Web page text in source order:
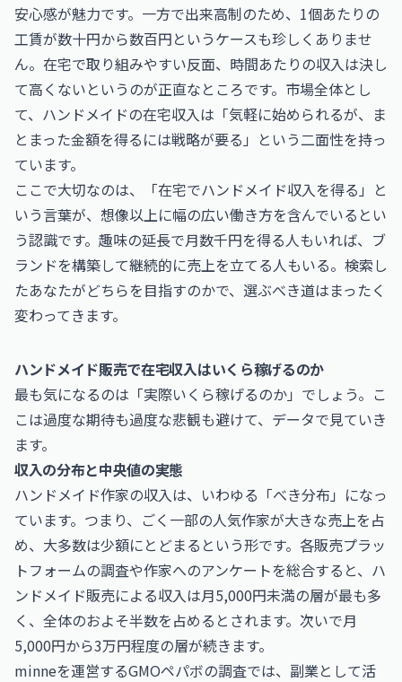
安心感が魅力です。一方で出来高制のため、1個あたりの
工賃が数十円から数百円というケースも珍しくありませ
ん。在宅で取り組みやすい反面、時間あたりの収入は決し
て高くないというのが正直なところです。市場全体とし
て、ハンドメイドの在宅収入は「気軽に始められるが、ま
とまった金額を得るには戦略が要る」という二面性を持っ
ています。
ここで大切なのは、「在宅でハンドメイド収入を得る」と
いう言葉が、想像以上に幅の広い働き方を含んでいるとい
う認識です。趣味の延長で月数千円を得る人もいれば、ブ
ランドを構築して継続的に売上を立てる人もいる。検索し
たあなたがどちらを目指すのかで、選ぶべき道はまったく
変わってきます。
ハンドメイド販売で在宅収入はいくら稼げるのか
最も気になるのは「実際いくら稼げるのか」でしょう。こ
こは過度な期待も過度な悲観も避けて、データで見ていき
ます。
収入の分布と中央値の実態
ハンドメイド作家の収入は、いわゆる「べき分布」になっ
ています。つまり、ごく一部の人気作家が大きな売上を占
め、大多数は少額にとどまるという形です。各販売プラッ
トフォームの調査や作家へのアンケートを総合すると、ハ
ンドメイド販売による収入は月5,000円未満の層が最も多
く、全体のおよそ半数を占めるとされます。次いで月
5,000円から3万円程度の層が続きます。
minneを運営するGMOペパボの調査では、副業として活